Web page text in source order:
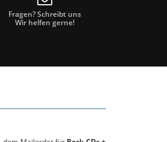
Fragen? Schreibt uns
Wir helfen gerne!